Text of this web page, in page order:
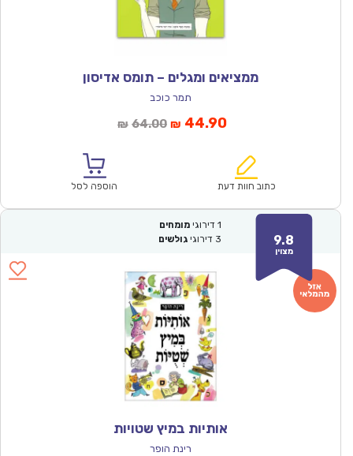
ממציאים ומגלים – תומס אדיסון
תמר כוכב
₪ 64.00המחיר
₪64.00.
₪ 44.90המחיר
הוא:
כתוב חוות דעת הוספה לסל
9.8
מצוין
1 דירוגי מומחים
3 דירוגי גולשים
אותיות במיץ שטויות
רינת הופר